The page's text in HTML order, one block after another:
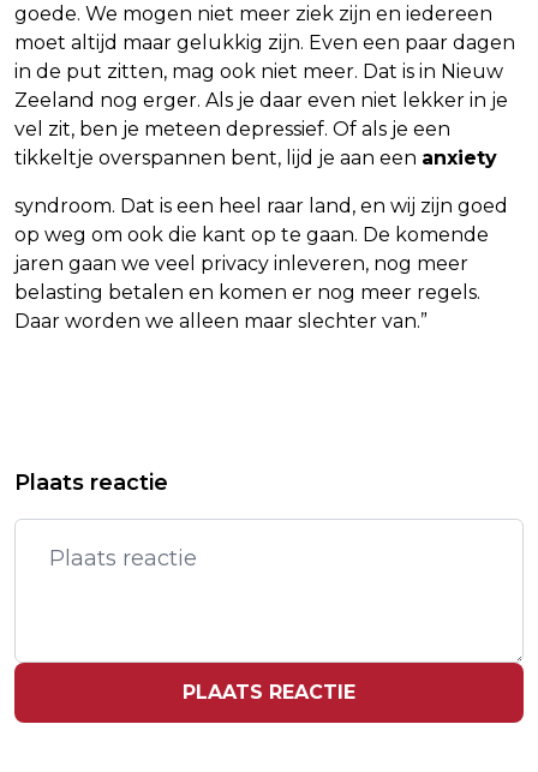
goede. We mogen niet meer ziek zijn en iedereen
moet altijd maar gelukkig zijn. Even een paar dagen
in de put zitten, mag ook niet meer. Dat is in Nieuw
Zeeland nog erger. Als je daar even niet lekker in je
vel zit, ben je meteen depressief. Of als je een
tikkeltje overspannen bent, lijd je aan een anxiety
syndroom. Dat is een heel raar land, en wij zijn goed
op weg om ook die kant op te gaan. De komende
jaren gaan we veel privacy inleveren, nog meer
belasting betalen en komen er nog meer regels.
Daar worden we alleen maar slechter van.”
VANUIT HET CENTRUM VAN
'1 APRILGRAP PROFESSIONELER EN
COMMERCIËLER DAN OOIT'
Plaats reactie
PLAATS REACTIE